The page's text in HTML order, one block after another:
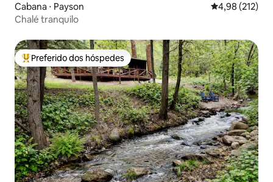
Cabana ⋅ Payson 4,98 de uma
4,98 (212)
Chalé tranquilo
Entre os melhores preferidos dos hóspedes
Preferido dos hóspedes